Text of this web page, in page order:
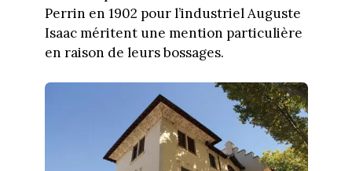
Perrin en 1902 pour l’industriel Auguste
Isaac méritent une mention particulière
en raison de leurs bossages.